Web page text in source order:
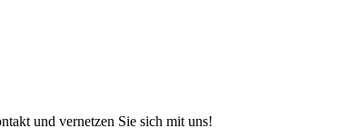
und vernetzen Sie sich mit uns!